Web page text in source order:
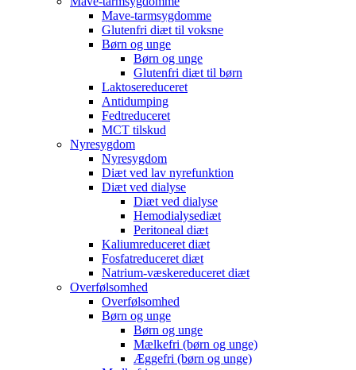
Mave-tarmsygdomme
Glutenfri diæt til voksne
Børn og unge
Børn og unge
Glutenfri diæt til børn
Laktosereduceret
Antidumping
Fedtreduceret
MCT tilskud
Nyresygdom
Nyresygdom
Diæt ved lav nyrefunktion
Diæt ved dialyse
Diæt ved dialyse
Hemodialysediæt
Peritoneal diæt
Kaliumreduceret diæt
Fosfatreduceret diæt
Natrium-væskereduceret diæt
Overfølsomhed
Overfølsomhed
Børn og unge
Børn og unge
Mælkefri (børn og unge)
Æggefri (børn og unge)